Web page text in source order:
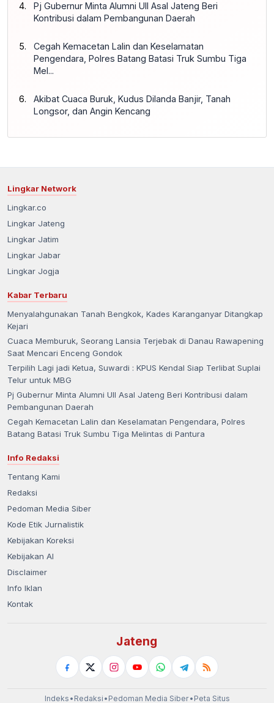
Pj Gubernur Minta Alumni UII Asal Jateng Beri
Kontribusi dalam Pembangunan Daerah
Cegah Kemacetan Lalin dan Keselamatan
Pengendara, Polres Batang Batasi Truk Sumbu Tiga
Mel...
Akibat Cuaca Buruk, Kudus Dilanda Banjir, Tanah
Longsor, dan Angin Kencang
Lingkar Network
Lingkar.co
Lingkar Jateng
Lingkar Jatim
Lingkar Jabar
Lingkar Jogja
Kabar Terbaru
Menyalahgunakan Tanah Bengkok, Kades Karanganyar Ditangkap
Kejari
Cuaca Memburuk, Seorang Lansia Terjebak di Danau Rawapening
Saat Mencari Enceng Gondok
Terpilih Lagi jadi Ketua, Suwardi : KPUS Kendal Siap Terlibat Suplai
Telur untuk MBG
Pj Gubernur Minta Alumni UII Asal Jateng Beri Kontribusi dalam
Pembangunan Daerah
Cegah Kemacetan Lalin dan Keselamatan Pengendara, Polres
Batang Batasi Truk Sumbu Tiga Melintas di Pantura
Info Redaksi
Tentang Kami
Redaksi
Pedoman Media Siber
Kode Etik Jurnalistik
Kebijakan Koreksi
Kebijakan AI
Disclaimer
Info Iklan
Kontak
Jateng
Indeks • Redaksi • Pedoman Media Siber• Peta Situs